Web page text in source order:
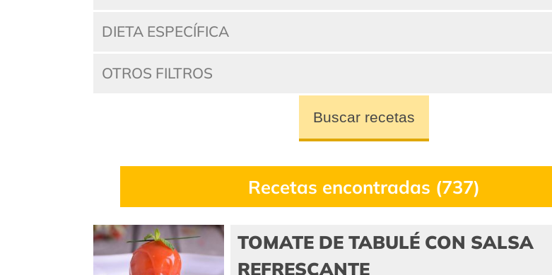
DIETA ESPECÍFICA
OTROS FILTROS
Buscar recetas
Recetas encontradas (737)
TOMATE DE TABULÉ CON SALSA
REFRESCANTE